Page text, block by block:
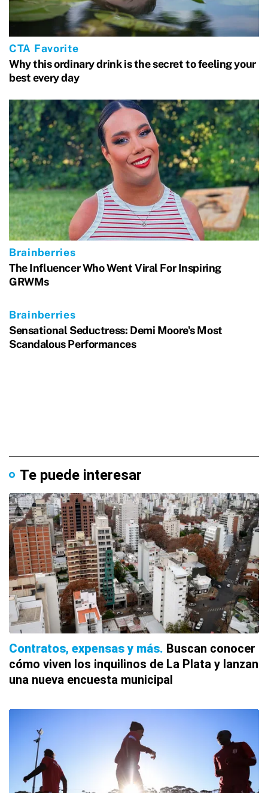
Te puede interesar
Contratos, expensas y más Buscan conocer
cómo viven los inquilinos de La Plata y lanzan
una nueva encuesta municipal